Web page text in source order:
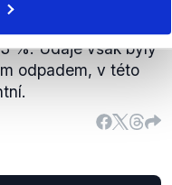
%. Údaje však byly
odpadem, v této